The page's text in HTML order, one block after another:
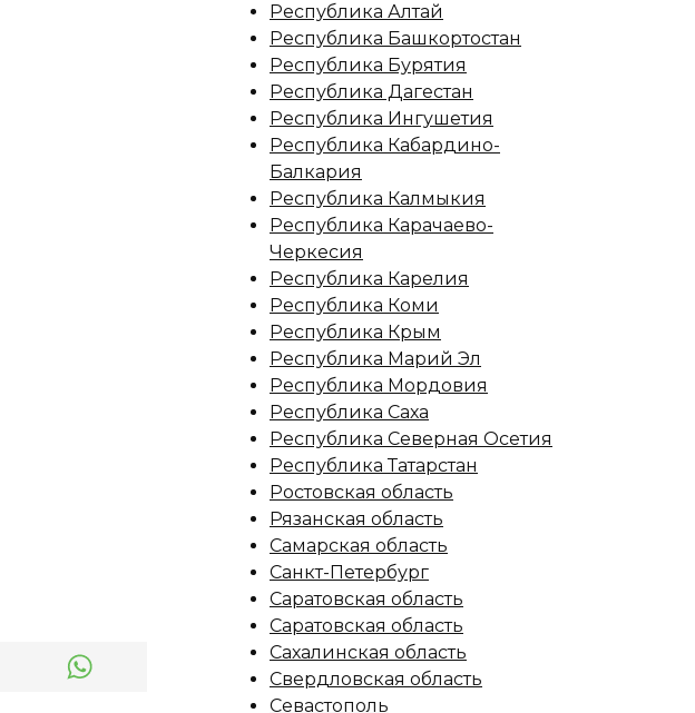
Республика Алтай
Республика Башкортостан
Республика Бурятия
Республика Дагестан
Республика Ингушетия
Республика Кабардино-
Балкария
Республика Калмыкия
Республика Карачаево-
Черкесия
Республика Карелия
Республика Коми
Республика Крым
Республика Марий Эл
Республика Мордовия
Республика Саха
Республика Северная Осетия
Республика Татарстан
Ростовская область
Рязанская область
Самарская область
Санкт-Петербург
Саратовская область
Саратовская область
Сахалинская область
Свердловская область
Севастополь